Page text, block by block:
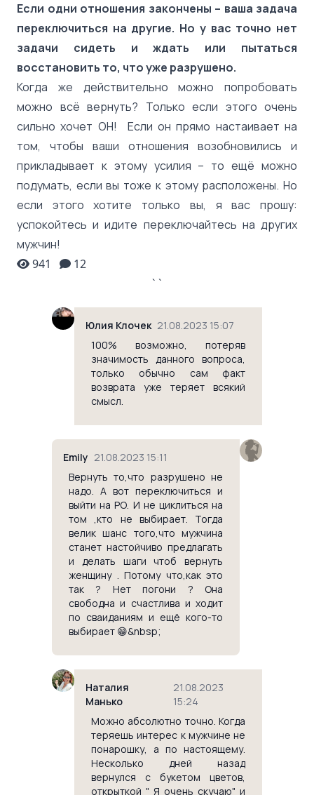
Если одни отношения закончены – ваша задача
переключиться на другие. Но у вас точно нет
задачи сидеть и ждать или пытаться
восстановить то, что уже разрушено.
Когда же действительно можно попробовать
можно всё вернуть? Только если этого очень
сильно хочет ОН! Если он прямо настаивает на
том, чтобы ваши отношения возобновились и
прикладывает к этому усилия – то ещё можно
подумать, если вы тоже к этому расположены. Но
если этого хотите только вы, я вас прошу:
успокойтесь и идите переключайтесь на других
мужчин!
941
12
` `
Юлия Клочек 21.08.2023 15:07
100% возможно, потеряв
значимость данного вопроса,
только обычно сам факт
возврата уже теряет всякий
смысл.
Emily 21.08.2023 15:11
Вернуть то,что разрушено не
надо. А вот переключиться и
выйти на РО. И не циклиться на
том ,кто не выбирает. Тогда
велик шанс того,что мужчина
станет настойчиво предлагать
и делать шаги чтоб вернуть
женщину . Потому что,как это
так ? Нет погони ? Она
свободна и счастлива и ходит
по сваиданиям и ещё кого-то
выбирает 😁&nbsp;
Наталия
Манько
21.08.2023
15:24
Можно абсолютно точно. Когда
теряешь интерес к мужчине не
понарошку, а по настоящему.
Несколько дней назад
вернулся с букетом цветов,
открыткой " Я очень скучаю" и